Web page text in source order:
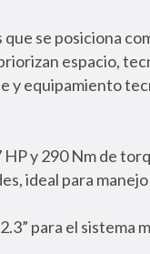
se posiciona
espacio,
y equipamiento
y 290 Nm de
ideal para
para el sistema